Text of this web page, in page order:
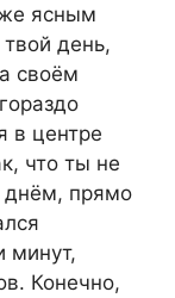
ясным
день,
своём
в центре
что ты не
днём, прямо
минут,
Конечно,